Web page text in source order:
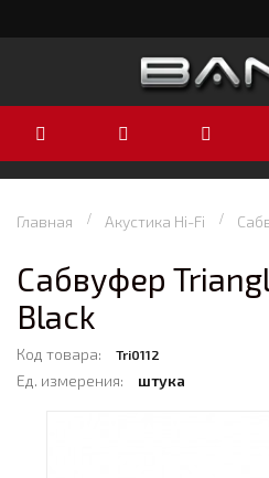
Главная Акустика Hi-Fi
Сабвуфер
Black
Код товара: Tri0112
Ед. измерения: штука